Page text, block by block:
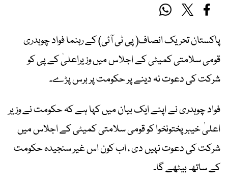
پاکستان تحریک انصاف( پی ٹی آئی) کے رہنما فواد چوہدری
قومی سلامتی کمیٹی کے اجلاس میں وزیراعلیٰ کے پی کو
شرکت کی دعوت نہ دینے پر حکومت پر برس پڑے۔
فواد چوہدری نے اپنے ایک بیان میں کہا ہے کہ حکومت نے وزیر
اعلیٰ خیبر پختونخوا کو قومی سلامتی کمیٹی کے اجلاس میں
شرکت کی دعوت نہیں دی ، اب کون اس غیر سنجیدہ حکومت
کے ساتھ بیٹھے گا۔